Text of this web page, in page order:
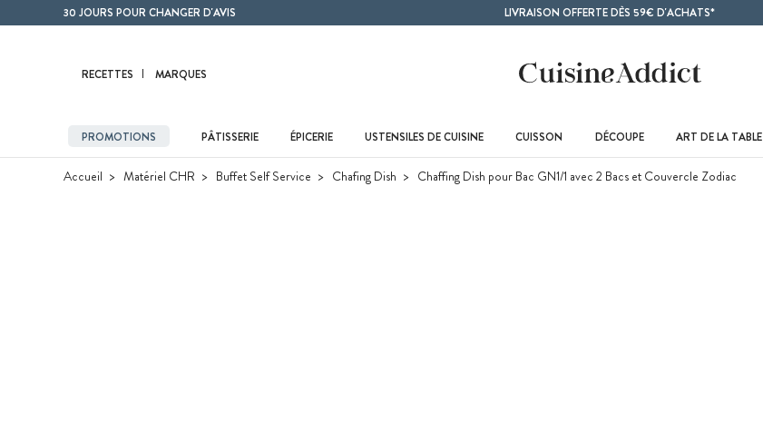
Contenu principal30 JOURS POUR CHANGER D'AVIS LIVRAISON OFFERTE DÈS 59€ D'ACHATS*
RECETTES MARQUES
PROMOTIONS PÂTISSERIE ÉPICERIE USTENSILES DE CUISINE CUISSON DÉCOUPE ART DE LA TABLE
Accueil Matériel CHR Buffet Self Service Chafing Dish Chaffing Dish pour Bac GN1/1 avec 2 Bacs et Couvercle Zodiac